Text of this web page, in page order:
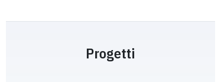
Progetti